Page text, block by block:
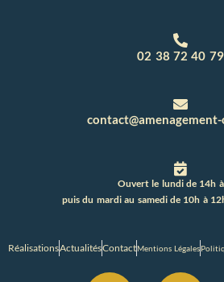
02 38 72 40 79
Ouvert le lundi de 14h
puis du mardi au samedi de 10h à
RéalisationsActualitésContactMentions Légales